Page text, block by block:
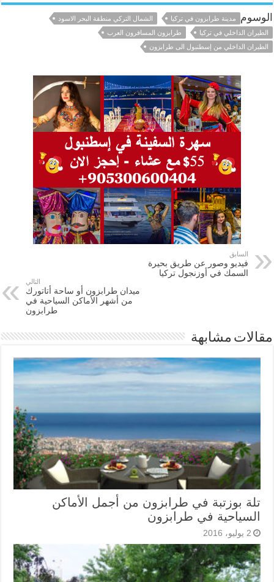
الوسوم مدينة طرابزون في تركيا
الشمال التركي منطقة البحر الاسود
الطيران الداخلي في تركيا
طرابزون المسافرون العرب
الطيران الداخلي من إسطنبول الى طرابزون
السابق
فيديو وصور عن طريق بحيرة
السمك في أوزنجول تركيا
التالي
ميدان طرابزون أو ساحة أتاتورك
من أشهر الأماكن السياحية في
طرابزون
مقالات مشابهة
تلة بوزتبة في طرابزون من أجمل الأماكن
السياحية في طرابزون
2 يوليو، 2016